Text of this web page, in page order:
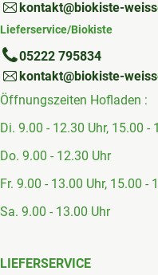
kontakt@biokiste-
Lieferservice/Biokiste
05222 795834
kontakt@biokiste-
Öffnungszeiten Hofladen :
Di. 9.00 - 12.30 Uhr, 15.00 -
Do. 9.00 - 12.30 Uhr
Fr. 9.00 - 13.00 Uhr, 15.00 -
Sa. 9.00 - 13.00 Uhr
LIEFERSERVICE